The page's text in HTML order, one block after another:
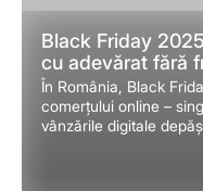
Black Friday
cu adevărat fără
În România, Black
comerțului online –
vânzările digitale